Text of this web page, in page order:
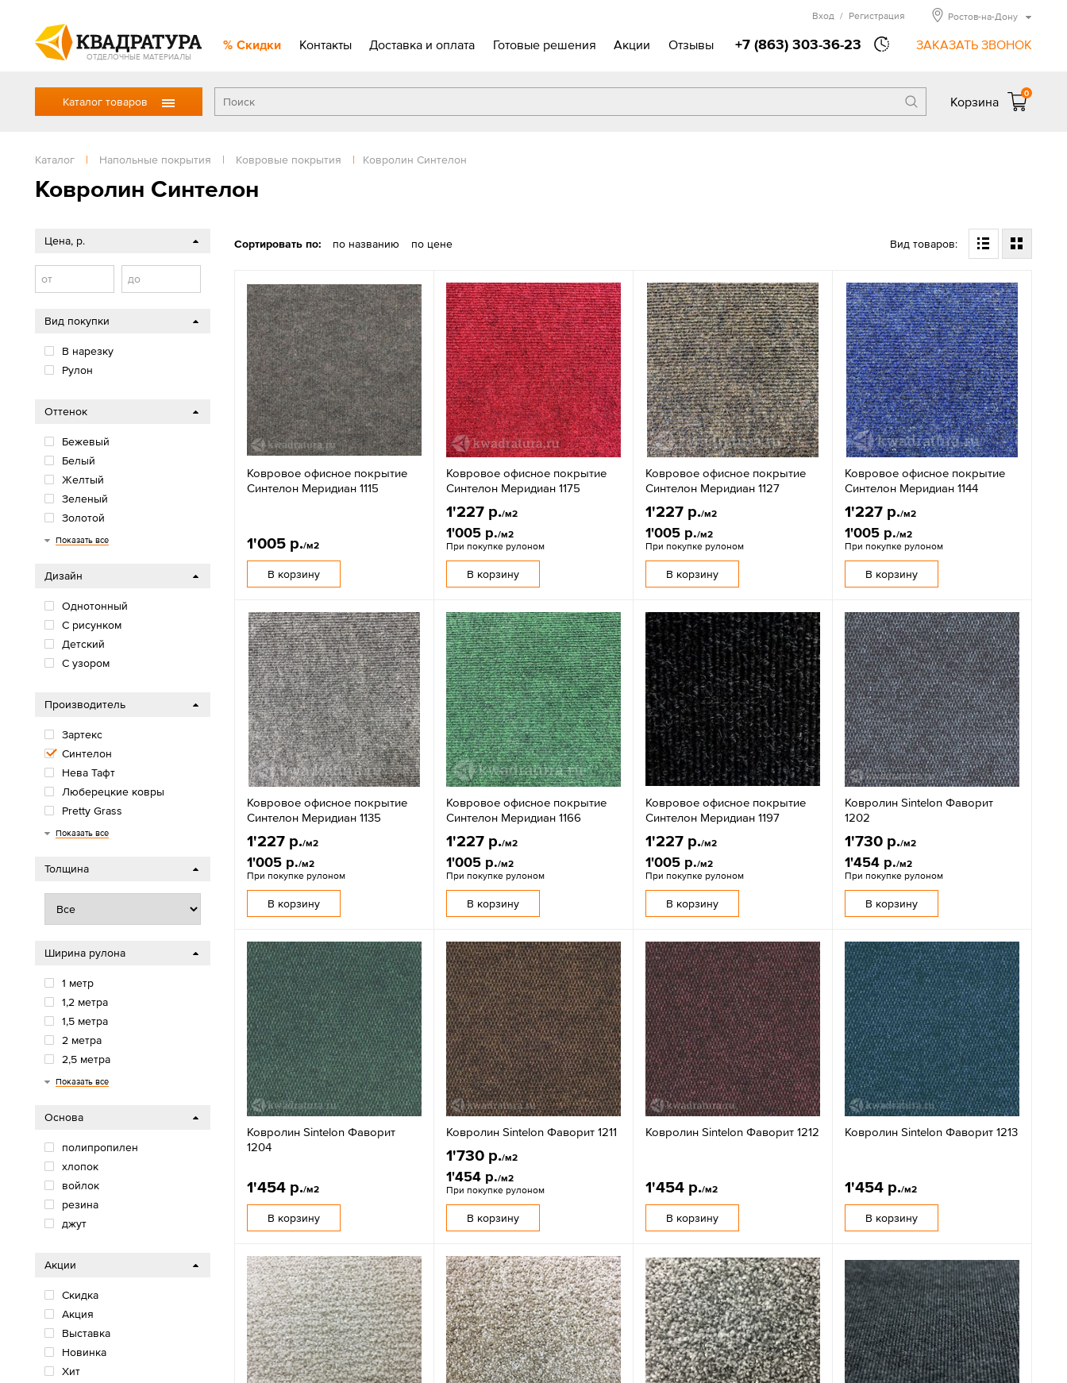
ОТДЕЛОЧНЫЕ МАТЕРИАЛЫ
Скидки Контакты Доставка и оплата Готовые решения Акции Отзывы +7 (863) 303-36-23 ЗАКАЗАТЬ ЗВОНОК
Вход / Регистрация Ростов-на-Дону
Каталог товаров Корзина
0
Каталог | Напольные покрытия | Ковровые покрытия | Ковролин Синтелон
Ковролин Синтелон
Сортировать по: по названию по цене Вид товаров:
Ковровое офисное покрытие
Синтелон Меридиан 1115
1'005 р./м2
В корзину
Ковровое офисное покрытие
Синтелон Меридиан 1175
1'227 р./м2
1'005 р./м2
При покупке рулоном
В корзину
Ковровое офисное покрытие
Синтелон Меридиан 1127
1'227 р./м2
1'005 р./м2
При покупке рулоном
В корзину
Ковровое офисное покрытие
Синтелон Меридиан 1144
1'227 р./м2
1'005 р./м2
При покупке рулоном
В корзину
Ковровое офисное покрытие
Синтелон Меридиан 1135
1'227 р./м2
1'005 р./м2
При покупке рулоном
В корзину
Ковровое офисное покрытие
Синтелон Меридиан 1166
1'227 р./м2
1'005 р./м2
При покупке рулоном
В корзину
Ковровое офисное покрытие
Синтелон Меридиан 1197
1'227 р./м2
1'005 р./м2
При покупке рулоном
В корзину
Ковролин Sintelon Фаворит
1202
1'730 р./м2
1'454 р./м2
При покупке рулоном
В корзину
Ковролин Sintelon Фаворит
1204
1'454 р./м2
В корзину
Ковролин Sintelon Фаворит 1211
1'730 р./м2
1'454 р./м2
При покупке рулоном
В корзину
Ковролин Sintelon Фаворит 1212
1'454 р./м2
В корзину
Ковролин Sintelon Фаворит 1213
1'454 р./м2
В корзину
Цена, р.
от до
Вид покупки
В нарезку
Рулон
Оттенок
Бежевый
Белый
Желтый
Зеленый
Золотой
Коричневый
Красный
Оранжевый
Розовый
Серебро
Серый
Синий
Фиолетовый
Цветной
Черный
Показать все
Дизайн
Однотонный
С рисунком
Детский
С узором
Производитель
Зартекс
Синтелон
Нева Тафт
Люберецкие ковры
Pretty Grass
Витебские ковры
УргазКарпет
Oz Kaplan
Kaplanser
Ковры Бреста
Plato Hali
Sam Negin
Mers
Filoteks
Safyan
Импортэкс
Показать все
Толщина
Ширина рулона
1 метр
1,2 метра
1,5 метра
2 метра
2,5 метра
3 метра
3,5 метра
4 метра
5 метров
Показать все
Основа
полипропилен
хлопок
войлок
резина
джут
Акции
Скидка
Акция
Выставка
Новинка
Хит